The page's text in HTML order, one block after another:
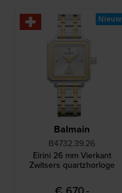
Balmain
B4732.39.26
Eirini 26 mm Vierkant
Zwitsers quartzhorloge
Nieuw